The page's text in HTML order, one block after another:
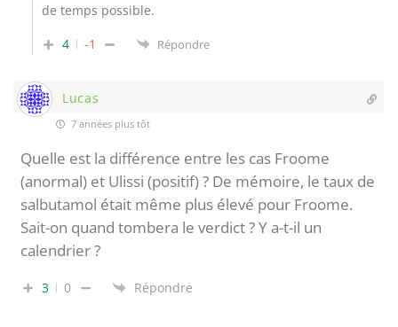
de temps possible.
4
-1 Répondre
Lucas
7 années plus tôt
Quelle est la différence entre les cas Froome
(anormal) et Ulissi (positif) ? De mémoire, le taux de
salbutamol était même plus élevé pour Froome.
Sait-on quand tombera le verdict ? Y a-t-il un
calendrier ?
3 0 Répondre